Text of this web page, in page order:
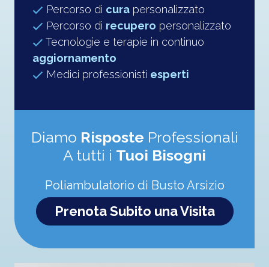
Percorso di cura personalizzato
Percorso di recupero personalizzato
Tecnologie e terapie in continuo
aggiornamento
Medici professionisti esperti
Diamo Risposte Professionali
A tutti i Tuoi Bisogni
Poliambulatorio di Busto Arsizio
Prenota Subito una Visita